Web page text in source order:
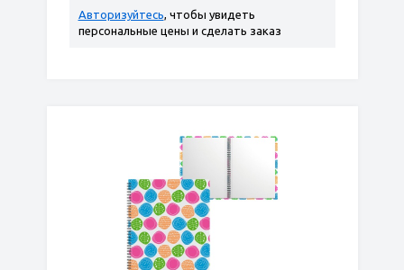
Авторизуйтесь, чтобы увидеть
персональные цены и сделать заказ